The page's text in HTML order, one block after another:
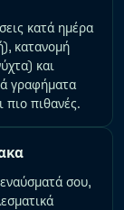
κατά ημέρα
κατανομή
και
γραφήματα
πιο πιθανές.
σου,